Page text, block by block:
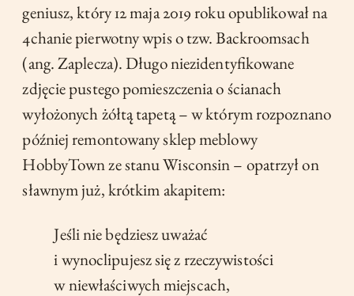
geniusz, który 12 maja 2019 roku opublikował na
4chanie pierwotny wpis o tzw. Backroomsach
(ang. Zaplecza). Długo niezidentyfikowane
zdjęcie pustego pomieszczenia o ścianach
wyłożonych żółtą tapetą – w którym rozpoznano
później remontowany sklep meblowy
HobbyTown ze stanu Wisconsin – opatrzył on
sławnym już, krótkim akapitem:
Jeśli nie będziesz uważać
i wynoclipujesz się z rzeczywistości
w niewłaściwych miejscach,